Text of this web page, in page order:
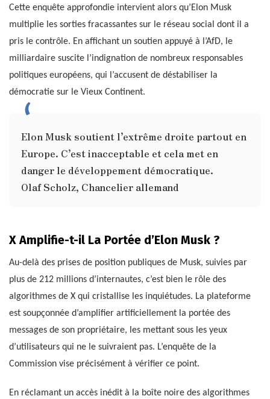
Cette enquête approfondie intervient alors qu’Elon Musk
multiplie les sorties fracassantes sur le réseau social dont il a
pris le contrôle. En affichant un soutien appuyé à l’AfD, le
milliardaire suscite l’indignation de nombreux responsables
politiques européens, qui l’accusent de déstabiliser la
démocratie sur le Vieux Continent.
Elon Musk soutient l’extrême droite partout en
Europe. C’est inacceptable et cela met en
danger le développement démocratique.
Olaf Scholz, Chancelier allemand
X Amplifie-t-il La Portée d’Elon Musk ?
Au-delà des prises de position publiques de Musk, suivies par
plus de 212 millions d’internautes, c’est bien le rôle des
algorithmes de X qui cristallise les inquiétudes. La plateforme
est soupçonnée d’amplifier artificiellement la portée des
messages de son propriétaire, les mettant sous les yeux
d’utilisateurs qui ne le suivraient pas. L’enquête de la
Commission vise précisément à vérifier ce point.
En réclamant un accès inédit à la boîte noire des algorithmes